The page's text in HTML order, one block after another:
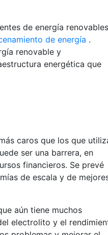
de energía renovables
de energía .
renovable y
energética que
caros que los que
ser una barrera, en
financieros. Se prevé
de escala y de
aún tiene muchos
electrolito y el